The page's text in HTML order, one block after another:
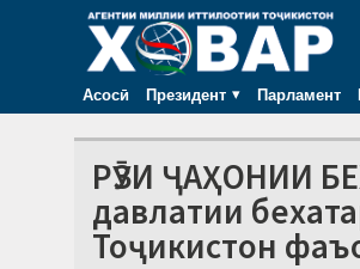
Асосӣ Президент Парламент
РӮЗИ ҶАҲОНИИ
давлатии
Тоҷикистон